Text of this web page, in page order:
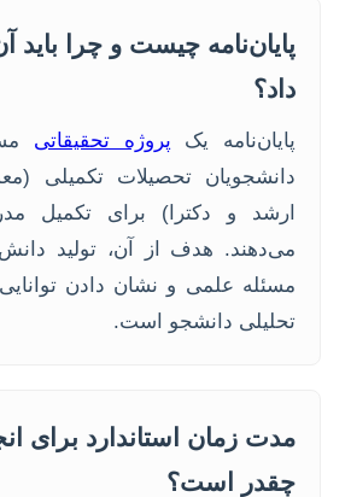
پایان‌نامه چیست و چرا باید
داد؟
پایان‌نامه یک پروژه تحقیقاتی
دانشجویان تحصیلات تکمیلی
ارشد و دکترا) برای تکمیل
می‌دهند. هدف از آن، تولید
مسئله علمی و نشان دادن
تحلیلی دانشجو است.
مدت زمان استاندارد برای
چقدر است؟